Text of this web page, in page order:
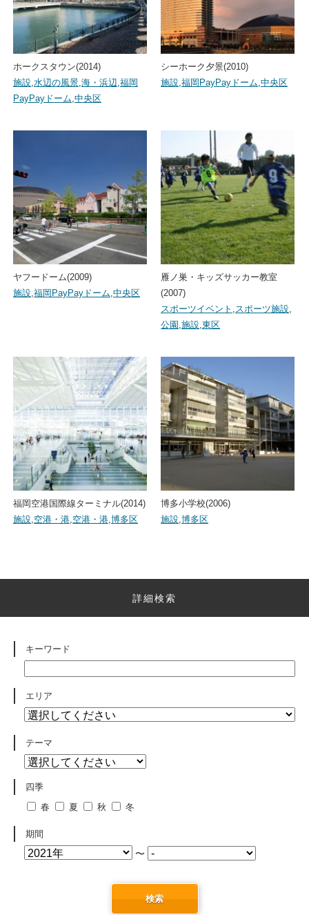
ホークスタウン(2014)
施設,水辺の風景,海・浜辺,福岡
PayPayドーム,中央区
シーホーク夕景(2010)
施設,福岡PayPayドーム,中央区
ヤフードーム(2009)
施設,福岡PayPayドーム,中央区
雁ノ巣・キッズサッカー教室
(2007)
スポーツイベント ,スポーツ施設,
公園 ,施設,東区
福岡空港国際線ターミナル(2014)
施設,空港・港,空港・港,博多区
博多小学校(2006)
施設,博多区
詳細検索
キーワード
エリア
テーマ
四季
春
夏 秋 冬
期間
〜
検索